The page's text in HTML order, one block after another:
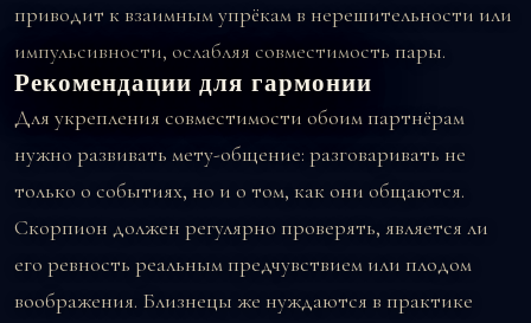
приводит к взаимным упрёкам в нерешительности или
импульсивности, ослабляя совместимость пары.
Рекомендации для гармонии
Для укрепления совместимости обоим партнёрам
нужно развивать мету-общение: разговаривать не
только о событиях, но и о том, как они общаются.
Скорпион должен регулярно проверять, является ли
его ревность реальным предчувствием или плодом
воображения. Близнецы же нуждаются в практике